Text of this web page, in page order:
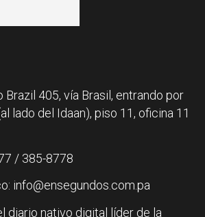
Brazil 405, vía Brasil, entrando por
lado del Idaan), piso 11, oficina 11
/ 385-8778
info@ensegundos.com.pa
diario nativo digital líder de la